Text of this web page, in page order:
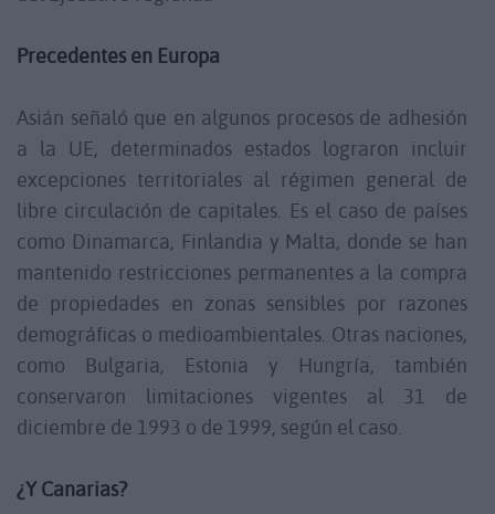
Precedentes en Europa
Asián señaló que en algunos procesos de adhesión
a la UE, determinados estados lograron incluir
excepciones territoriales al régimen general de
libre circulación de capitales. Es el caso de países
como Dinamarca, Finlandia y Malta, donde se han
mantenido restricciones permanentes a la compra
de propiedades en zonas sensibles por razones
demográficas o medioambientales. Otras naciones,
como Bulgaria, Estonia y Hungría, también
conservaron limitaciones vigentes al 31 de
diciembre de 1993 o de 1999, según el caso.
¿Y Canarias?